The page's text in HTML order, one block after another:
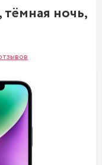
ночь,